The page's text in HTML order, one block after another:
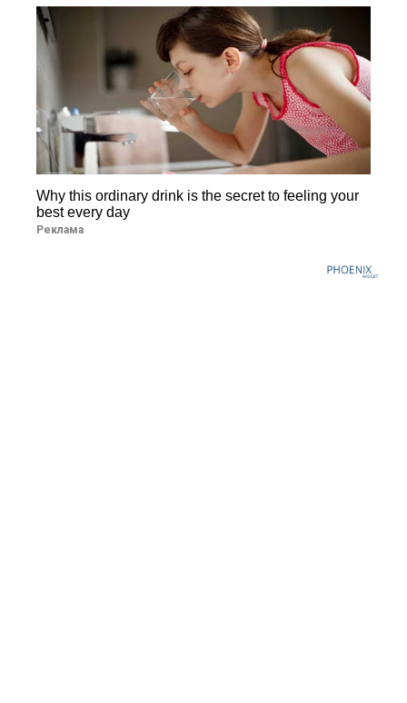
Why this ordinary drink is the secret to feeling your
best every day
Реклама